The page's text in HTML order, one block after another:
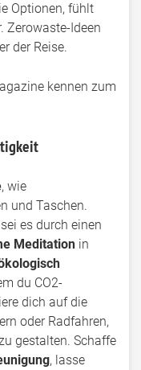
Optionen, fühlt
Zerowaste-Ideen
der Reise.
kennen zum
, wie
und Taschen.
es durch einen
Meditation in
du CO2-
dich auf die
oder Radfahren,
gestalten. Schaffe
, lasse